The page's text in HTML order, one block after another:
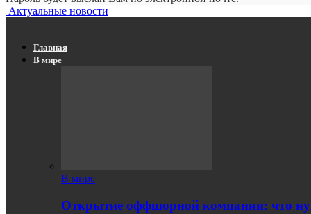
Актуальные новости
Главная
В мире
В мире
Открытие оффшорной компании: что